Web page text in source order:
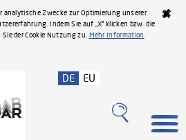
analytische Zwecke zur Optimierung unserer
Indem Sie auf „X“ klicken bzw. die
der Cookie Nutzung zu. Mehr Information
DE EU